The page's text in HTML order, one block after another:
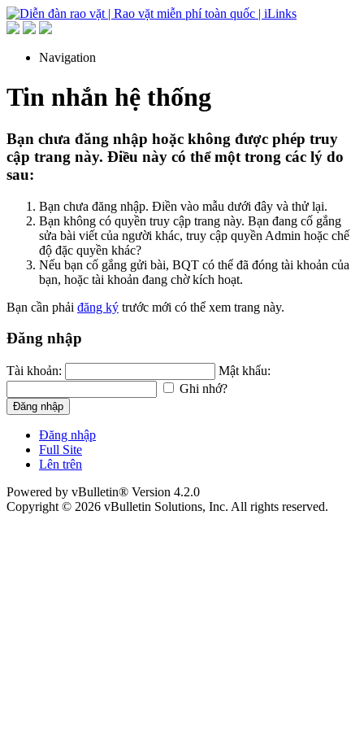
Navigation
Tin nhắn hệ thống
Bạn chưa đăng nhập hoặc không được phép truy
cập trang này. Điều này có thể một trong các lý do
sau:
Bạn chưa đăng nhập. Điền vào mẫu dưới đây và thử lại.
Bạn không có quyền truy cập trang này. Bạn đang cố gắng
sửa bài viết của người khác, truy cập quyền Admin hoặc chế
độ đặc quyền khác?
Nếu bạn cố gắng gửi bài, BQT có thể đã đóng tài khoản của
bạn, hoặc tài khoản đang chờ kích hoạt.
Bạn cần phải đăng ký trước mới có thể xem trang này.
Đăng nhập
Tài khoản:
Mật khẩu:
Ghi nhớ?
Đăng nhập
Đăng nhập
Full Site
Lên trên
Powered by vBulletin® Version 4.2.0
Copyright © 2026 vBulletin Solutions, Inc. All rights reserved.